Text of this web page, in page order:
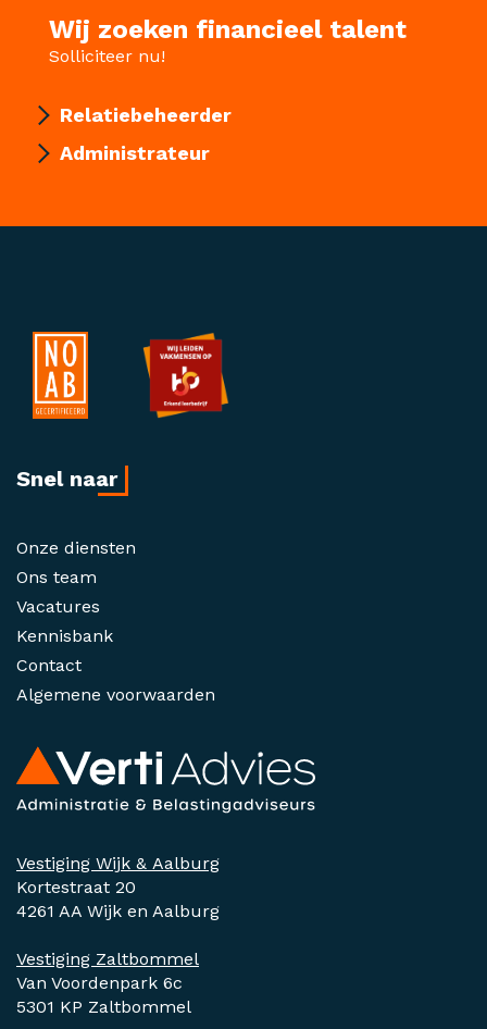
Wij zoeken financieel talent
Solliciteer nu!
Relatiebeheerder
Administrateur
Vestiging Wijk & Aalburg
Kortestraat 20
4261 AA Wijk en Aalburg
Vestiging Zaltbommel
Van Voordenpark 6c
5301 KP Zaltbommel
Snel naar
Onze diensten
Ons team
Vacatures
Kennisbank
Contact
Algemene voorwaarden